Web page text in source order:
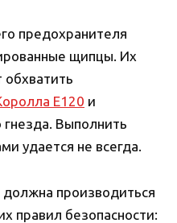
предохранителя
щипцы. Их
обхватить
Е120 и
Выполнить
удается не всегда.
производиться
правил безопасности: